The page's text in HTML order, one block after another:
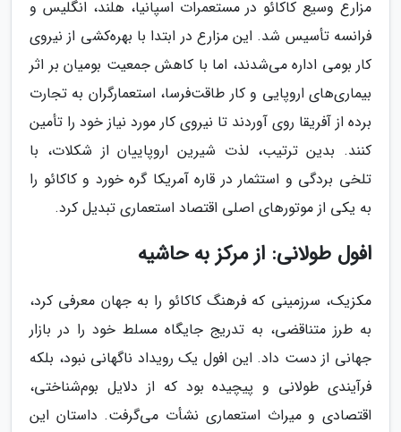
مزارع وسیع کاکائو در مستعمرات اسپانیا، هلند، انگلیس و
فرانسه تأسیس شد. این مزارع در ابتدا با بهره‌کشی از نیروی
کار بومی اداره می‌شدند، اما با کاهش جمعیت بومیان بر اثر
بیماری‌های اروپایی و کار طاقت‌فرسا، استعمارگران به تجارت
برده از آفریقا روی آوردند تا نیروی کار مورد نیاز خود را تأمین
کنند. بدین ترتیب، لذت شیرین اروپاییان از شکلات، با
تلخی بردگی و استثمار در قاره آمریکا گره خورد و کاکائو را
به یکی از موتورهای اصلی اقتصاد استعماری تبدیل کرد.
افول طولانی: از مرکز به حاشیه
مکزیک، سرزمینی که فرهنگ کاکائو را به جهان معرفی کرد،
به طرز متناقضی، به تدریج جایگاه مسلط خود را در بازار
جهانی از دست داد. این افول یک رویداد ناگهانی نبود، بلکه
فرآیندی طولانی و پیچیده بود که از دلایل بوم‌شناختی،
اقتصادی و میراث استعماری نشأت می‌گرفت. داستان این